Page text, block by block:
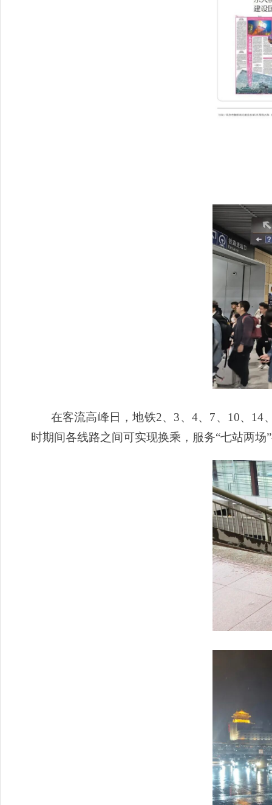
在客流高峰日，地铁2、3、4、7、10、
时期间各线路之间可实现换乘，服务“七站两场